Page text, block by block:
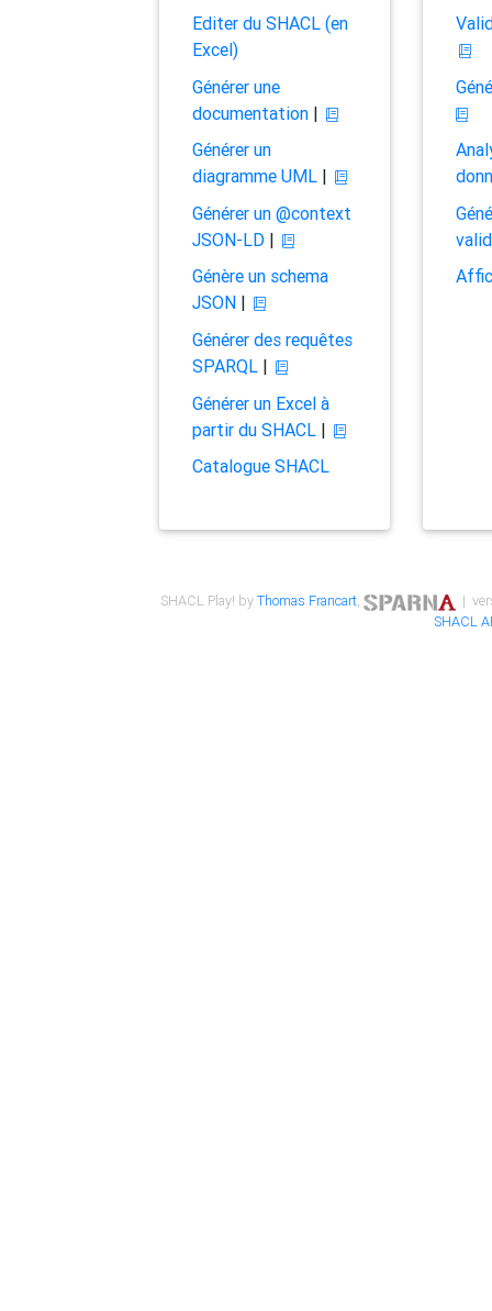
Editer du SHACL (en
Excel)
Générer une
documentation|
Générer un
diagramme UML|
Générer un @context
JSON-LD|
Génère un schema
JSON|
Générer des requêtes
SPARQL|
Générer un Excel à
partir du SHACL|
Catalogue SHACL
SHACL Play! byThomas Francart,
|
SHACL